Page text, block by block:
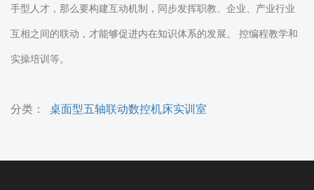
手型人才，那么要构建互动机制，同步发挥职教、企业、产业行业
互相之间的联动，才能够促进内在知识体系的发展。 控编程教学和
实操培训等。
分类： 桌面型五轴联动数控机床实训室